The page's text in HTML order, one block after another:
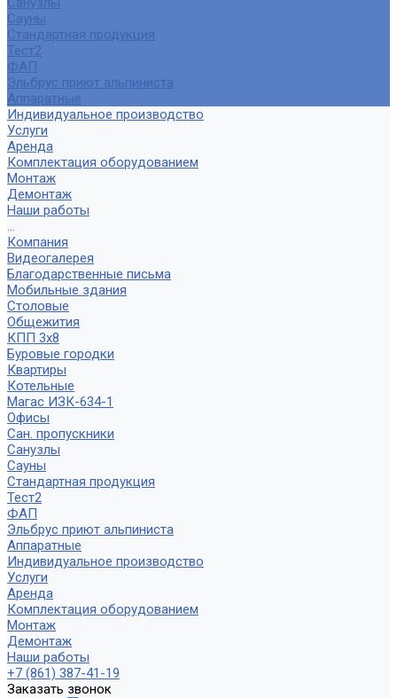
Сауны
Стандартная продукция
Тест2
ФАП
Эльбрус приют альпиниста
Аппаратные
Индивидуальное производство
Услуги
Аренда
Комплектация оборудованием
Монтаж
Демонтаж
Наши работы
...
Компания
Видеогалерея
Благодарственные письма
Мобильные здания
Столовые
Общежития
КПП 3х8
Буровые городки
Квартиры
Котельные
Магас ИЗК-634-1
Офисы
Сан. пропускники
Санузлы
Сауны
Стандартная продукция
Тест2
ФАП
Эльбрус приют альпиниста
Аппаратные
Индивидуальное производство
Услуги
Аренда
Комплектация оборудованием
Монтаж
Демонтаж
Наши работы
+7 (861) 387-41-19
Заказать звонок